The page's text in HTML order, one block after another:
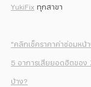
YukiFix ทุกสาขา
"คลิกเช็คราคาค่าซ่อมหน้
5 อาการเสียยอดฮิตของ
บ้าง?